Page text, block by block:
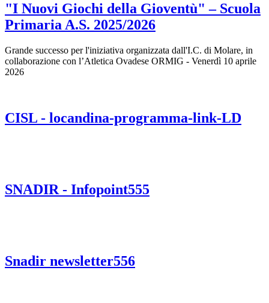
"I Nuovi Giochi della Gioventù" – Scuola
Primaria A.S. 2025/2026
Grande successo per l'iniziativa organizzata dall'I.C. di Molare, in
collaborazione con l’Atletica Ovadese ORMIG - Venerdì 10 aprile
2026
CISL - locandina-programma-link-LD
SNADIR - Infopoint555
Snadir newsletter556